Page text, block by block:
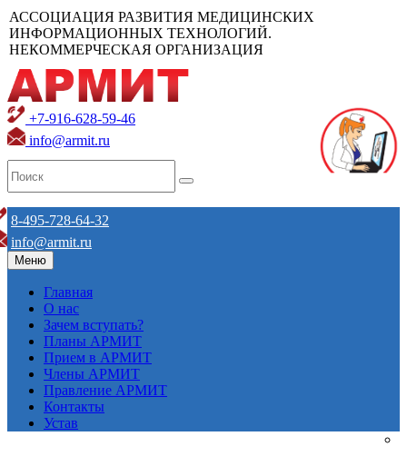
АССОЦИАЦИЯ РАЗВИТИЯ МЕДИЦИНСКИХ
ИНФОРМАЦИОННЫХ ТЕХНОЛОГИЙ.
НЕКОММЕРЧЕСКАЯ ОРГАНИЗАЦИЯ
+7-916-628-59-46
info@armit.ru
8-495-728-64-32
info@armit.ru
Меню
Главная
О нас
Зачем вступать?
Планы АРМИТ
Прием в АРМИТ
Члены АРМИТ
Правление АРМИТ
Контакты
Устав